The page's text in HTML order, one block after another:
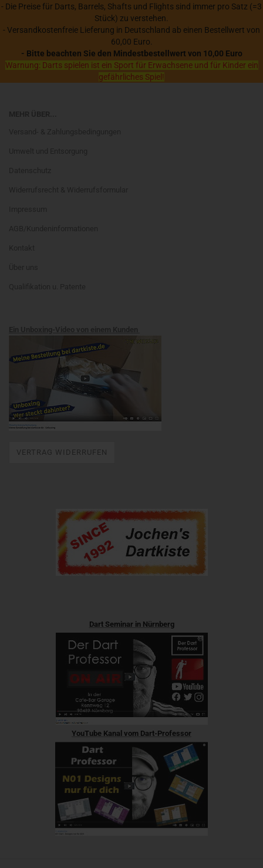
- Die Preise für Darts, Barrels, Shafts und Flights sind immer pro Satz (=3
Stück) zu verstehen.
- Versandkostenfreie Lieferung in Deutschland ab einen Bestellwert von
60,00 Euro.
- Bitte beachten Sie den Mindestbestellwert von 10,00 Euro
Warnung: Darts spielen ist ein Sport für Erwachsene und für Kinder ein
gefährliches Spiel!
VERTRAG WIDERRUFEN
Dart Seminar in Nürnberg
YouTube Kanal vom Dart-Professor